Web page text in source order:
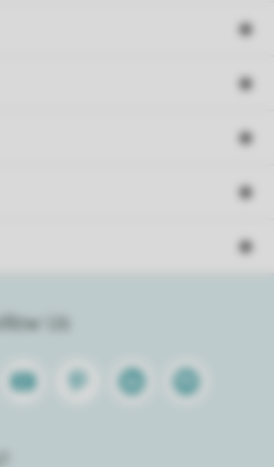
Us
Youtube PinterestLinkedinSpotify